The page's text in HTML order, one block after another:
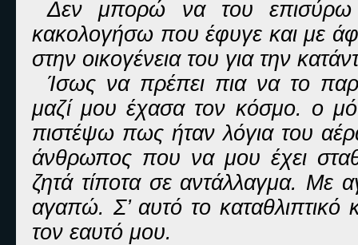
Δεν μπορώ να του
κακολογήσω που έφυγε και με
στην οικογένεια του για την
Ίσως να πρέπει πια να το
μαζί μου έχασα τον κόσμο. ο
πιστέψω πως ήταν λόγια του
άνθρωπος που να μου έχει
ζητά τίποτα σε αντάλλαγμα.
αγαπώ. Σ’ αυτό το καταθλιπτικό
τον εαυτό μου.